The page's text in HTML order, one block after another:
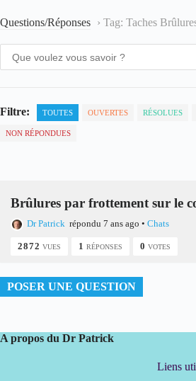
Questions/Réponses › Tag: Taches
Filtre: TOUTES OUVERTES RÉSOLUES
NON RÉPONDUES
Brûlures par frottement sur le
Dr Patrick répondu 7 ans ago • Chats
2872 VUES 1 RÉPONSES 0 VOTES
POSER UNE QUESTION
A propos du Dr Patrick
Liens